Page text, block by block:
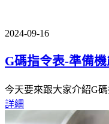
2024-09-16
G碼指令表-準備
今天要來跟大家介紹G
詳細